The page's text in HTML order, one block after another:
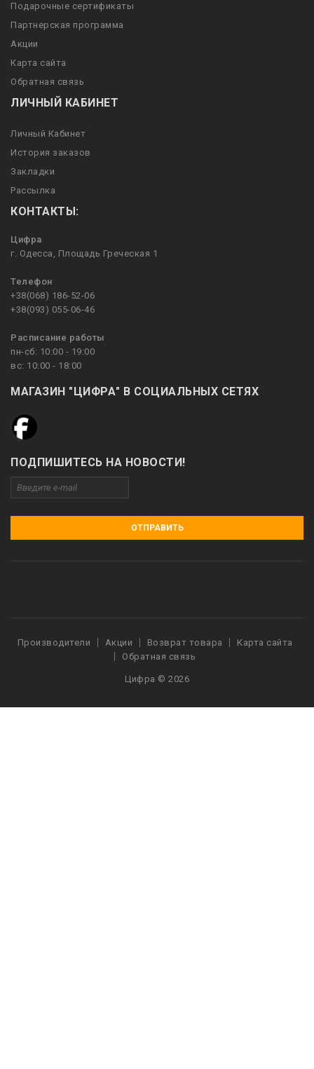
Подарочные сертификаты
Партнерская программа
Акции
Карта сайта
Обратная связь
ЛИЧНЫЙ КАБИНЕТ
Личный Кабинет
История заказов
Закладки
Рассылка
КОНТАКТЫ:
Цифра
г. Одесса, Площадь Греческая 1
Телефон
+38(068) 186-52-06
+38(093) 055-06-46
Расписание работы
пн-сб: 10:00 - 19:00
вс: 10:00 - 18:00
МАГАЗИН "ЦИФРА" В СОЦИАЛЬНЫХ СЕТЯХ
ПОДПИШИТЕСЬ НА НОВОСТИ!
ОТПРАВИТЬ
Производители Акции Возврат товара
Карта сайта
Обратная связь
Цифра © 2026